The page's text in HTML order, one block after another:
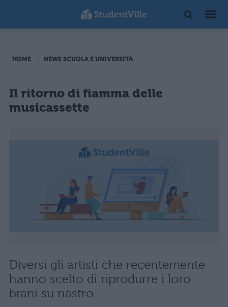
HOME NEWS SCUOLA E UNIVERSITÀ
Il ritorno di fiamma delle
musicassette
Diversi gli artisti che recentemente
hanno scelto di riprodurre i loro
brani su nastro